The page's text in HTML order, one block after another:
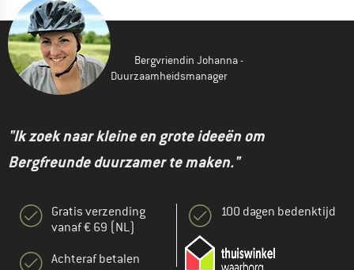
Bergvriendin Johanna -
Duurzaamheidsmanager
"Ik zoek naar kleine en grote ideeën om
Bergfreunde duurzamer te maken."
Gratis verzending
vanaf € 69 (NL)
Achteraf betalen
100 dagen bedenktijd